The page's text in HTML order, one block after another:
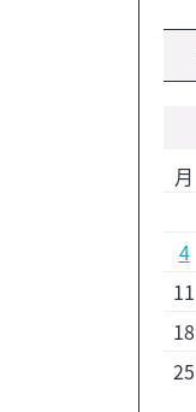
月
4
11
18
25